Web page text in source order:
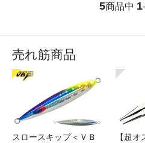
5商品中 1-
売れ筋商品
スロースキップ＜ＶＢ
【超